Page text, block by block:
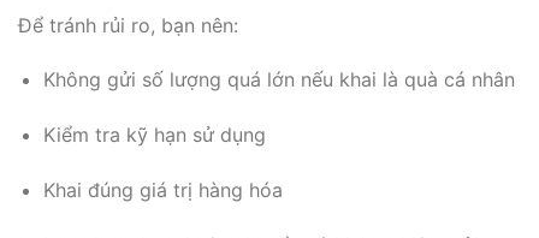
Để tránh rủi ro, bạn nên:
Không gửi số lượng quá lớn nếu khai là quà cá nhân
Kiểm tra kỹ hạn sử dụng
Khai đúng giá trị hàng hóa